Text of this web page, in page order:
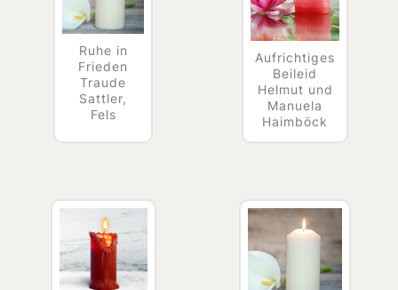
Ruhe in
Frieden
Traude
Sattler,
Fels
Aufrichtiges
Beileid
Helmut und
Manuela
Haimböck